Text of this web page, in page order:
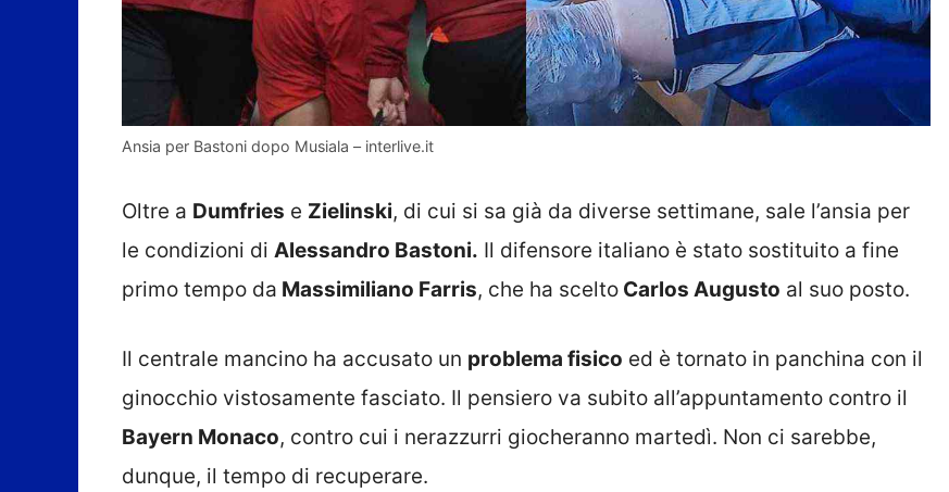
Ansia per Bastoni dopo Musiala – interlive.it
Oltre a Dumfries e Zielinski, di cui si sa già da diverse settimane, sale l’ansia per
le condizioni di Alessandro Bastoni. Il difensore italiano è stato sostituito a fine
primo tempo da Massimiliano Farris, che ha scelto Carlos Augusto al suo posto.
Il centrale mancino ha accusato un problema fisico ed è tornato in panchina con il
ginocchio vistosamente fasciato. Il pensiero va subito all’appuntamento contro il
Bayern Monaco, contro cui i nerazzurri giocheranno martedì. Non ci sarebbe,
dunque, il tempo di recuperare.